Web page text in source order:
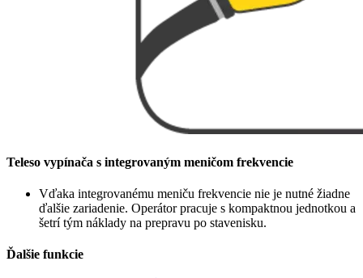
Teleso vypínača s integrovaným meničom frekvencie
Vďaka integrovanému meniču frekvencie nie je nutné žiadne
ďalšie zariadenie. Operátor pracuje s kompaktnou jednotkou a
šetrí tým náklady na prepravu po stavenisku.
Ďalšie funkcie